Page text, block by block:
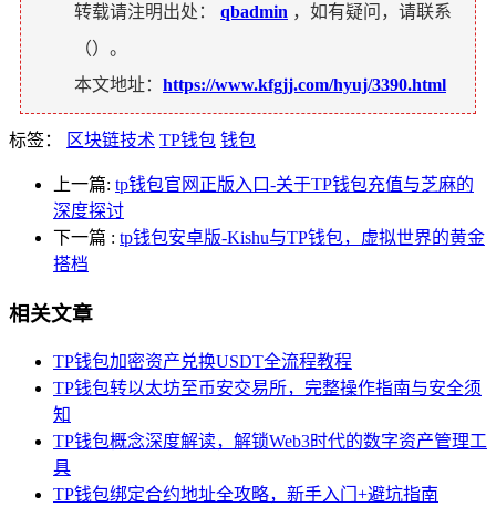
转载请注明出处： qbadmin ，如有疑问，请联系
（）。
本文地址： https://www.kfgjj.com/hyuj/3390.html
标签： 区块链技术 TP钱包 钱包
上一篇: tp钱包官网正版入口-关于TP钱包充值与芝麻的
深度探讨
下一篇 : tp钱包安卓版-Kishu与TP钱包，虚拟世界的黄金
搭档
相关文章
TP钱包加密资产兑换USDT全流程教程
TP钱包转以太坊至币安交易所，完整操作指南与安全须
知
TP钱包概念深度解读，解锁Web3时代的数字资产管理工
具
TP钱包绑定合约地址全攻略，新手入门+避坑指南